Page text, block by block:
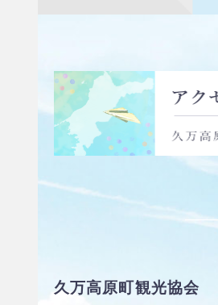
久万高原町観光協会